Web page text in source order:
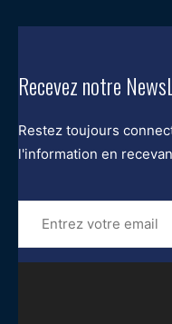
Recevez notre
Restez toujours
l'information en
Entrez
votre
email